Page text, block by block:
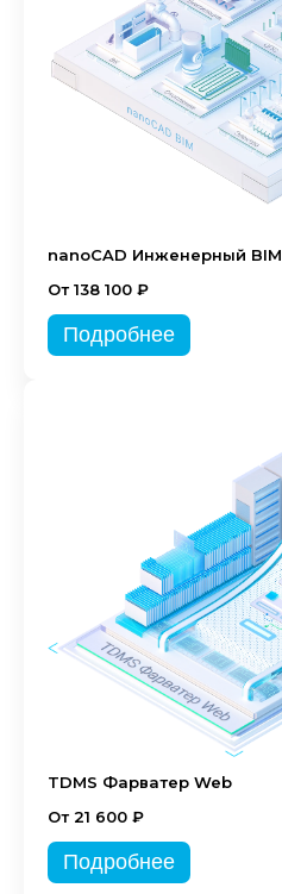
nanoCAD Инженерный BIM
От 138 100 ₽
Подробнее
TDMS Фарватер Web
От 21 600 ₽
Подробнее